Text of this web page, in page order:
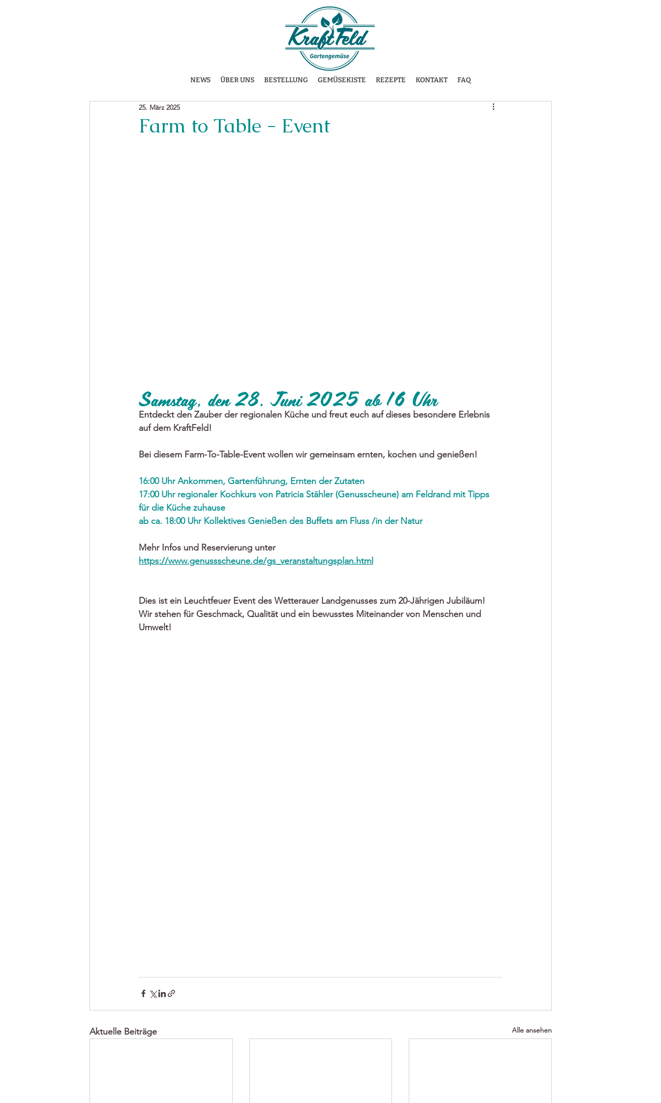
NEWS ÜBER UNS BESTELLUNG GEMÜSEKISTE REZEPTE KONTAKT FAQ
Farm to Table - Event
25. März 2025
Samstag, den 28. Juni 2025 ab 16 Uhr
Entdeckt den Zauber der regionalen Küche und freut euch auf dieses besondere Erlebnis
auf dem KraftFeld!
Bei diesem Farm-To-Table-Event wollen wir gemeinsam ernten, kochen und genießen!
16:00 Uhr Ankommen, Gartenführung, Ernten der Zutaten
17:00 Uhr regionaler Kochkurs von Patricia Stähler (Genusscheune) am Feldrand mit Tipps
für die Küche zuhause
ab ca. 18:00 Uhr Kollektives Genießen des Buffets am Fluss /in der Natur
Mehr Infos und Reservierung unter
https://www.genussscheune.de/gs_veranstaltungsplan.html
Dies ist ein Leuchtfeuer Event des Wetterauer Landgenusses zum 20-Jährigen Jubiläum!
Wir stehen für Geschmack, Qualität und ein bewusstes Miteinander von Menschen und
Umwelt!
Aktuelle Beiträge Alle ansehen